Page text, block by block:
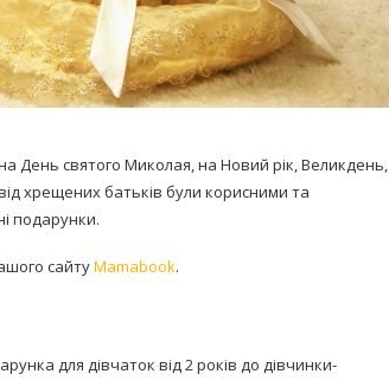
День святого Миколая, на Новий рік, Великдень,
хрещених батьків були корисними та
подарунки.
сайтуMamabook.
для дівчаток від 2 років до дівчинки-